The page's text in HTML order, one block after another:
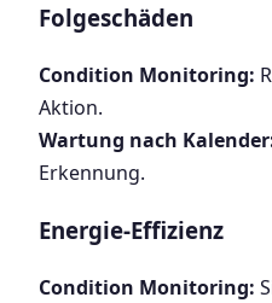
Folgeschäden
Condition Monitoring:
Aktion.
Wartung nach
Erkennung.
Energie-Effizienz
Condition Monitoring: